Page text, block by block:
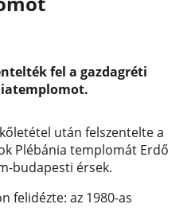
fel a gazdagréti
után felszentelte a
Plébánia templomát Erdő
budapesti érsek.
felidézte: az 1980-as